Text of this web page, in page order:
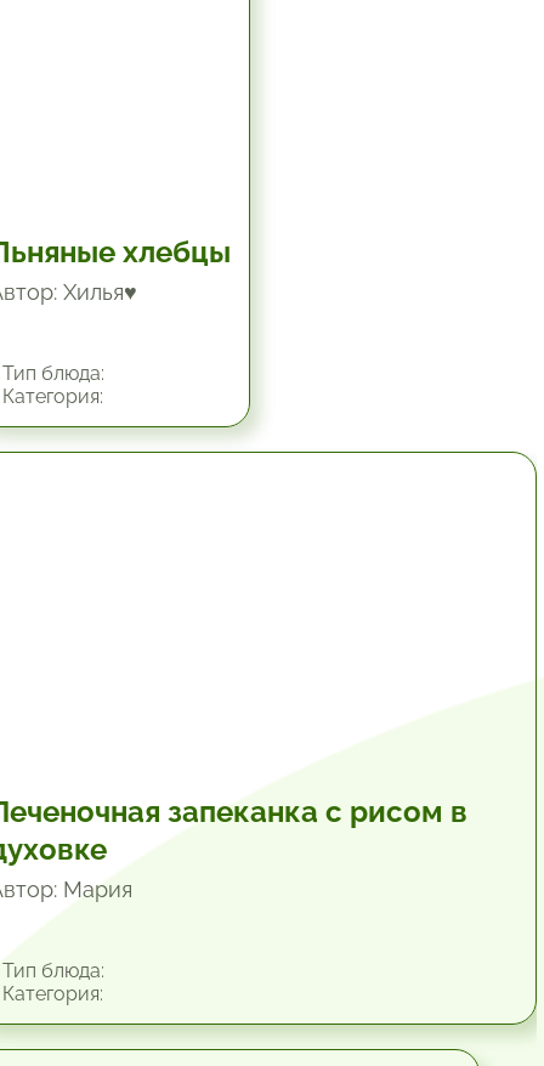
хлебцы
Хилья♥
блюда:
запеканка с рисом в
Мария
блюда: